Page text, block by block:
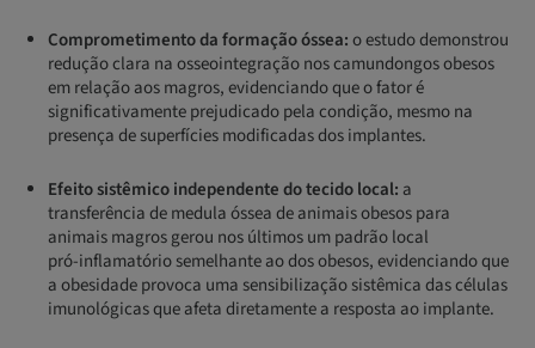
Comprometimento da formação óssea:o estudo demonstrou
redução clara na osseointegração nos camundongos obesos
em relação aos magros, evidenciando que o fator é
significativamente prejudicado pela condição, mesmo na
presença de superfícies modificadas dos implantes.
Efeito sistêmico independente do tecido local: a
transferência de medula óssea de animais obesos para
animais magros gerou nos últimos um padrão local
pró‑inflamatório semelhante ao dos obesos, evidenciando que
a obesidade provoca uma sensibilização sistêmica das células
imunológicas que afeta diretamente a resposta ao implante.